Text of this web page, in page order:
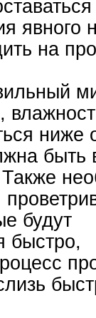
явного
на
ниже
быть
будут
быстро,